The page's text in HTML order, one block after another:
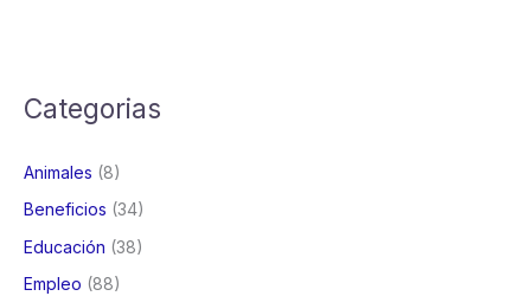
Categorias
Animales (8)
Beneficios (34)
Educación (38)
Empleo (88)